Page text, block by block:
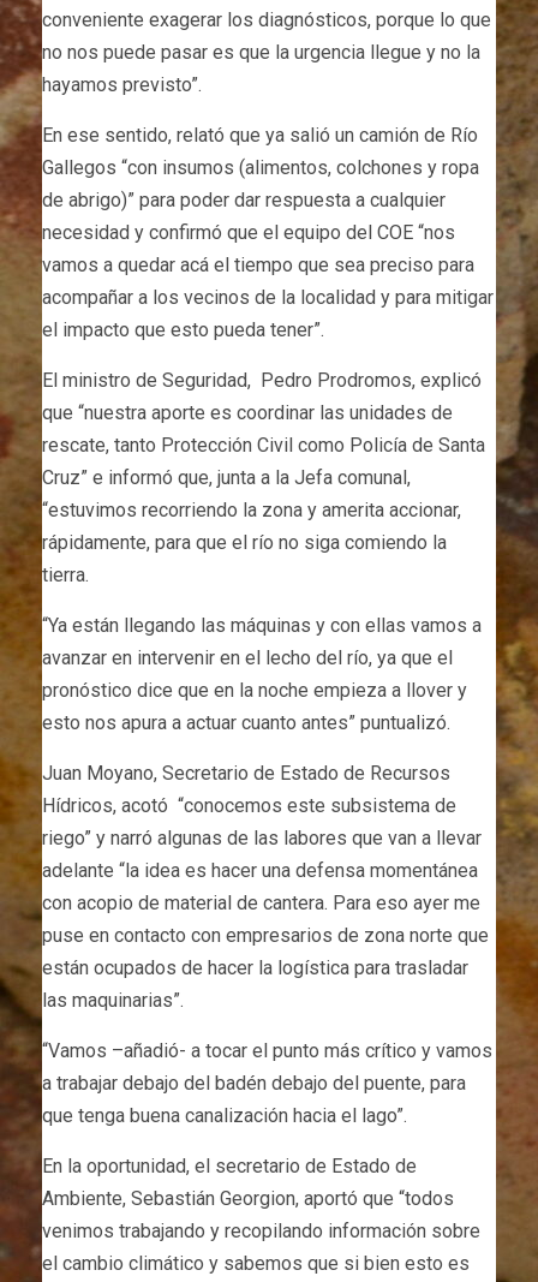
conveniente exagerar los diagnósticos, porque lo que
no nos puede pasar es que la urgencia llegue y no la
hayamos previsto”.
En ese sentido, relató que ya salió un camión de Río
Gallegos “con insumos (alimentos, colchones y ropa
de abrigo)” para poder dar respuesta a cualquier
necesidad y confirmó que el equipo del COE “nos
vamos a quedar acá el tiempo que sea preciso para
acompañar a los vecinos de la localidad y para mitigar
el impacto que esto pueda tener”.
El ministro de Seguridad, Pedro Prodromos, explicó
que “nuestra aporte es coordinar las unidades de
rescate, tanto Protección Civil como Policía de Santa
Cruz” e informó que, junta a la Jefa comunal,
“estuvimos recorriendo la zona y amerita accionar,
rápidamente, para que el río no siga comiendo la
tierra.
“Ya están llegando las máquinas y con ellas vamos a
avanzar en intervenir en el lecho del río, ya que el
pronóstico dice que en la noche empieza a llover y
esto nos apura a actuar cuanto antes” puntualizó.
Juan Moyano, Secretario de Estado de Recursos
Hídricos, acotó “conocemos este subsistema de
riego” y narró algunas de las labores que van a llevar
adelante “la idea es hacer una defensa momentánea
con acopio de material de cantera. Para eso ayer me
puse en contacto con empresarios de zona norte que
están ocupados de hacer la logística para trasladar
las maquinarias”.
“Vamos –añadió- a tocar el punto más crítico y vamos
a trabajar debajo del badén debajo del puente, para
que tenga buena canalización hacia el lago”.
En la oportunidad, el secretario de Estado de
Ambiente, Sebastián Georgion, aportó que “todos
venimos trabajando y recopilando información sobre
el cambio climático y sabemos que si bien esto es